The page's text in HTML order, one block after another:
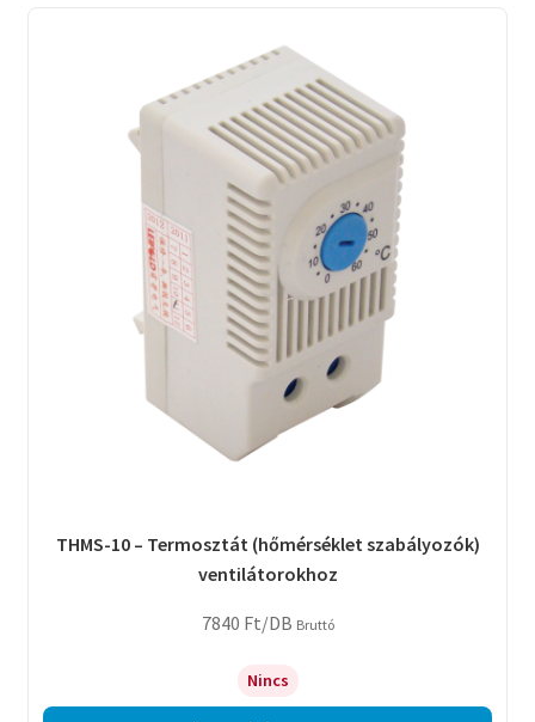
THMS-10 – Termosztát (hőmérséklet szabályozók)
ventilátorokhoz
7840 Ft/DB Bruttó
Nincs